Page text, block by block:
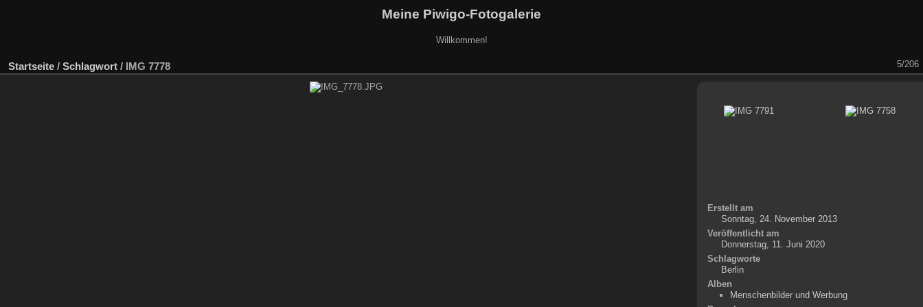
Meine Piwigo-Fotogalerie
Willkommen!
Startseite / Schlagwort / IMG 7778 5/206
Erstellt am
Sonntag, 24. November 2013
Veröffentlicht am
Donnerstag, 11. Juni 2020
Schlagworte
Berlin
Alben
Menschenbilder und Werbung